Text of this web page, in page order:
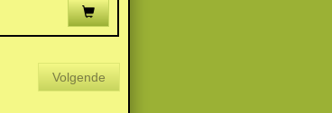
Volgende